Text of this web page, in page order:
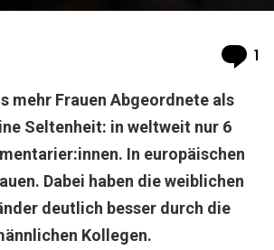
1
mehr Frauen Abgeordnete als
Seltenheit: in weltweit nur 6
In europäischen
Dabei haben die weiblichen
deutlich besser durch die
Kollegen.